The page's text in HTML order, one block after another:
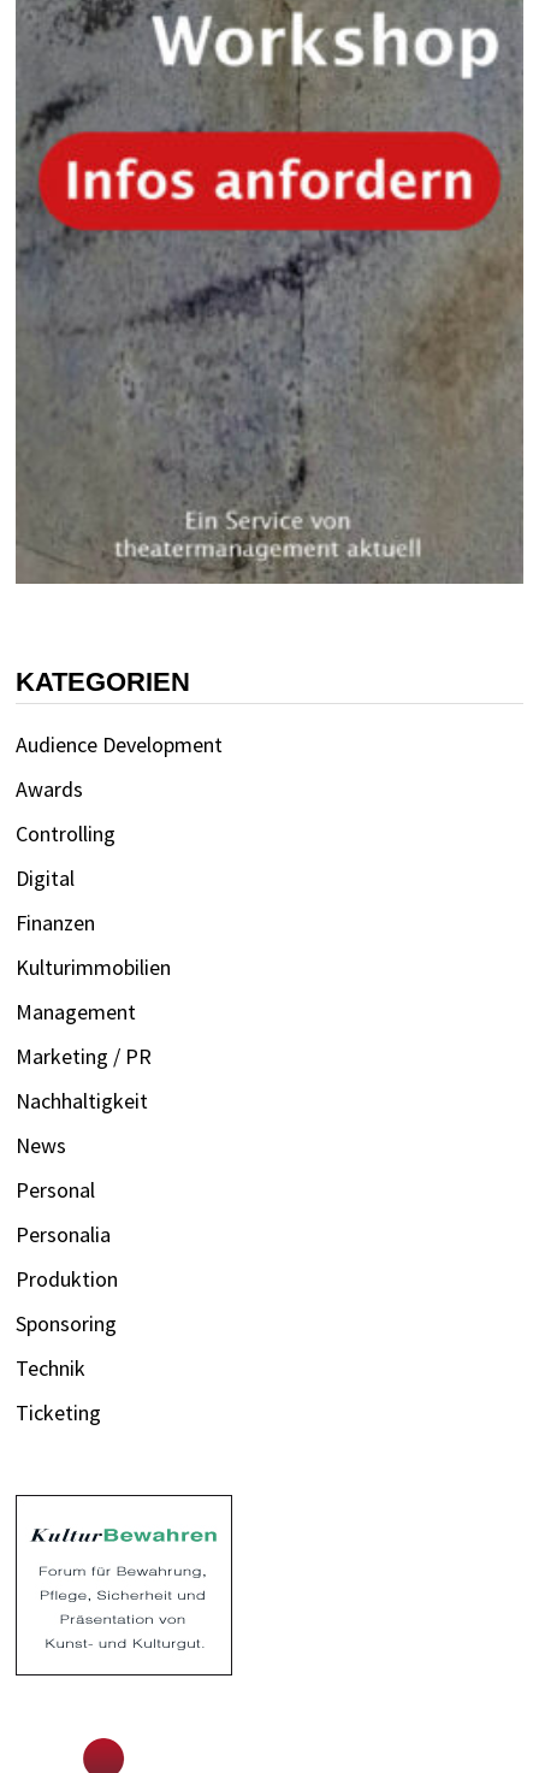
KATEGORIEN
Audience Development
Awards
Controlling
Digital
Finanzen
Kulturimmobilien
Management
Marketing / PR
Nachhaltigkeit
News
Personal
Personalia
Produktion
Sponsoring
Technik
Ticketing